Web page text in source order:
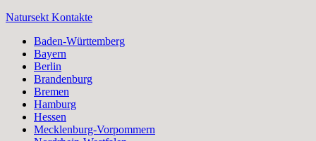
Zum
springen
Natursekt Kontakte
Baden-Württemberg
Bayern
Berlin
Brandenburg
Bremen
Hamburg
Hessen
Mecklenburg-Vorpommern